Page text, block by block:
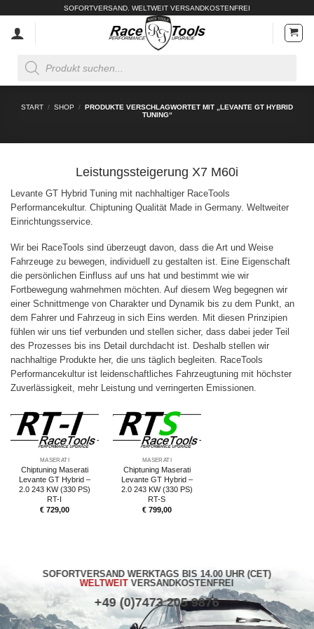
springen
SOFORTVERSAND. WELTWEIT VERSANDKOSTENFREI
search
START / SHOP / PRODUKTE VERSCHLAGWORTET MIT „LEVANTE GT HYBRID
TUNING“
Leistungssteigerung X7 M60i
Levante GT Hybrid Tuning mit nachhaltiger RaceTools
Performancekultur. Chiptuning Qualität Made in Germany. Weltweiter
Einrichtungsservice.
Wir bei RaceTools sind überzeugt davon, dass die Art und Weise
Fahrzeuge zu bewegen, individuell zu gestalten ist. Eine Eigenschaft
die persönlichen Einfluss auf uns hat und bestimmt wie wir
Fortbewegung wahrnehmen möchten. Auf diesem Weg begegnen wir
einer Schnittmenge von Charakter und Dynamik bis zu dem Punkt, an
dem Fahrer und Fahrzeug in sich Eins werden. Mit diesen Prinzipien
fühlen wir uns tief verbunden und stellen sicher, dass dabei jeder Teil
des Prozesses bis ins Detail durchdacht ist. Deshalb stellen wir
nachhaltige Produkte her, die uns täglich begleiten. RaceTools
Performancekultur ist leidenschaftliches Fahrzeugtuning mit höchster
Zuverlässigkeit, mehr Leistung und verringerten Emissionen.
MASERATI
Chiptuning Maserati
Levante GT Hybrid –
2.0 243 KW (330 PS)
RT-I
€729,00
MASERATI
Chiptuning Maserati
Levante GT Hybrid –
2.0 243 KW (330 PS)
RT-S
€799,00
SOFORTVERSAND WERKTAGS BIS 14.00 UHR (CET)
WELTWEITVERSANDKOSTENFREI
+49 (0)7473 205 9876